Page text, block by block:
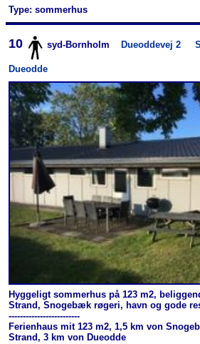
Type: sommerhus
10 syd-Bornholm Dueoddevej 2
Dueodde
Hyggeligt sommerhus på 123 m2,
Strand, Snogebæk røgeri, havn og gode
-------------------------
Ferienhaus mit 123 m2, 1,5 km von
Strand, 3 km von Dueodde